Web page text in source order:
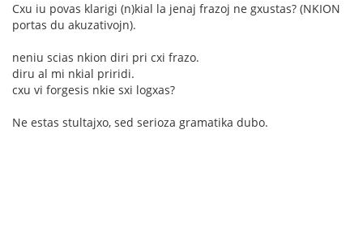
Cxu iu povas klarigi (n)kial la jenaj frazoj ne gxustas? (NKION
portas du akuzativojn).
neniu scias nkion diri pri cxi frazo.
diru al mi nkial priridi.
cxu vi forgesis nkie sxi logxas?
Ne estas stultajxo, sed serioza gramatika dubo.